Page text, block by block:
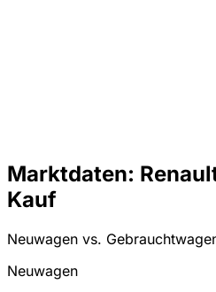
Marktdaten:
Kauf
Neuwagen vs.
Neuwagen